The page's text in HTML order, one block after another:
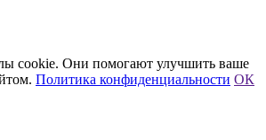
cookie. Они помогают улучшить ваше
Политика конфиденциальности ОК